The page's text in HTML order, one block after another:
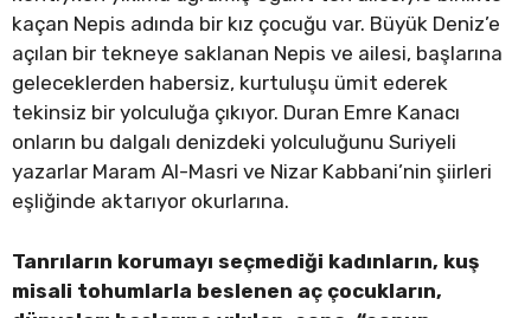
kaçan Nepis adında bir kız çocuğu var. Büyük Deniz’e
açılan bir tekneye saklanan Nepis ve ailesi, başlarına
geleceklerden habersiz, kurtuluşu ümit ederek
tekinsiz bir yolculuğa çıkıyor. Duran Emre Kanacı
onların bu dalgalı denizdeki yolculuğunu Suriyeli
yazarlar Maram Al-Masri ve Nizar Kabbani’nin şiirleri
eşliğinde aktarıyor okurlarına.
Tanrıların korumayı seçmediği kadınların, kuş
misali tohumlarla beslenen aç çocukların,